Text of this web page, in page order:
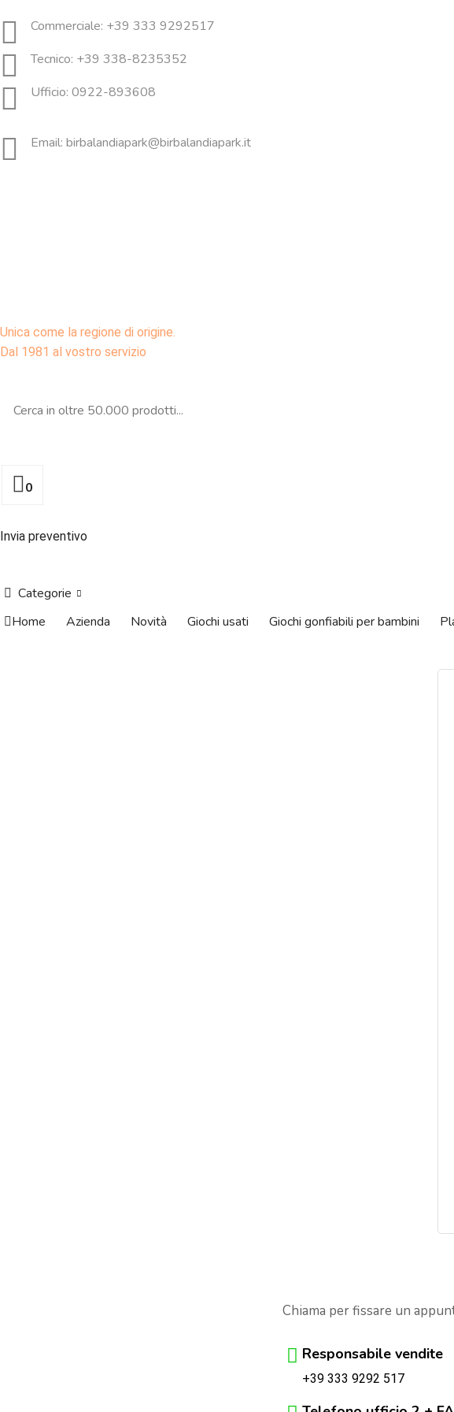
Commerciale: +39 333 9292517
Tecnico: +39 338-8235352
Ufficio: 0922-893608
Email: birbalandiapark@birbalandiapark.it
Unica come la regione di origine.
Dal 1981 al vostro servizio
0
Invia preventivo
Categorie
Home
Azienda Novità Giochi usati Giochi gonfiabili per bambini
Chiama per fissare un
Responsabile vendite
+39 333 9292 517